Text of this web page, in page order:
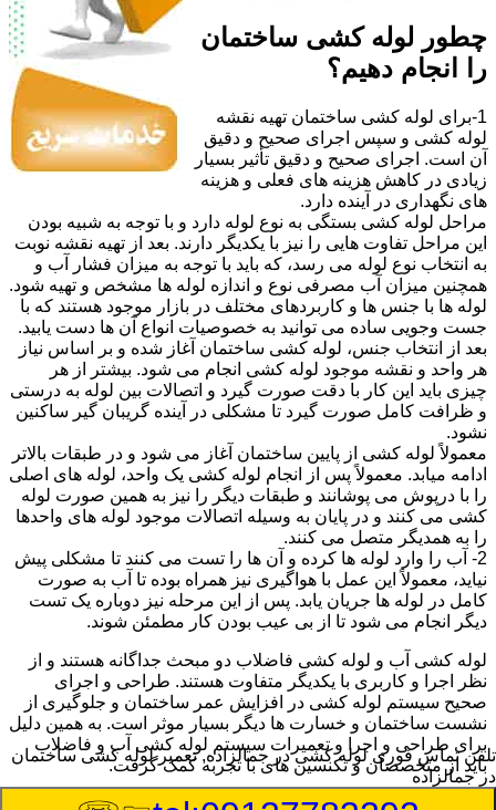
چطور لوله کشی ساختمان
را انجام دهیم؟
1-برای لوله کشی ساختمان تهیه نقشه
لوله کشی و سپس اجرای صحیح و دقیق
آن است. اجرای صحیح و دقیق تأثیر بسیار
زیادی در کاهش هزینه های فعلی و هزینه
های نگهداری در آینده دارد.
مراحل لوله کشی بستگی به نوع لوله دارد و با توجه به شبیه بودن
این مراحل تفاوت هایی را نیز با یکدیگر دارند. بعد از تهیه نقشه نوبت
به انتخاب نوع لوله می رسد، که باید با توجه به میزان فشار آب و
همچنین میزان آب مصرفی نوع و اندازه لوله ها مشخص و تهیه شود.
لوله ها با جنس ها و کاربردهای مختلف در بازار موجود هستند که با
جست وجویی ساده می توانید به خصوصیات انواع آن ها دست یابید.
بعد از انتخاب جنس، لوله کشی ساختمان آغاز شده و بر اساس نیاز
هر واحد و نقشه موجود لوله کشی انجام می شود. بیشتر از هر
چیزی باید این کار با دقت صورت گیرد و اتصالات بین لوله به درستی
و ظرافت کامل صورت گیرد تا مشکلی در آینده گریبان گیر ساکنین
نشود.
معمولاً لوله کشی از پایین ساختمان آغاز می شود و در طبقات بالاتر
ادامه میابد. معمولاً پس از انجام لوله کشی یک واحد، لوله های اصلی
را با درپوش می پوشانند و طبقات دیگر را نیز به همین صورت لوله
کشی می کنند و در پایان به وسیله اتصالات موجود لوله های واحدها
را به همدیگر متصل می کنند.
2- آب را وارد لوله ها کرده و آن ها را تست می کنند تا مشکلی پیش
نیاید، معمولاً این عمل با هواگیری نیز همراه بوده تا آب به صورت
کامل در لوله ها جریان یابد. پس از این مرحله نیز دوباره یک تست
دیگر انجام می شود تا از بی عیب بودن کار مطمئن شوند.
لوله کشی آب و لوله کشی فاضلاب دو مبحث جداگانه هستند و از
نظر اجرا و کاربری با یکدیگر متفاوت هستند. طراحی و اجرای
صحیح سیستم لوله کشی در افزایش عمر ساختمان و جلوگیری از
نشست ساختمان و خسارت ها دیگر بسیار موثر است. به همین دلیل
برای طراحی و اجرا و تعمیرات سیستم لوله کشی آب و فاضلاب
باید از متخصصان و تکنسین های با تجربه کمک گرفت.
تلفن تماس فوریلوله کشی در جمالزاده, تعمیر لوله کشی ساختمان
در جمالزاده